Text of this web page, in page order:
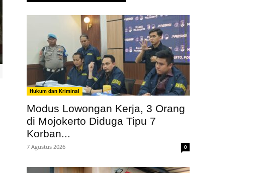
Hukum dan Kriminal
Modus Lowongan Kerja, 3 Orang
di Mojokerto Diduga Tipu 7
Korban...
7 Agustus 2026 0